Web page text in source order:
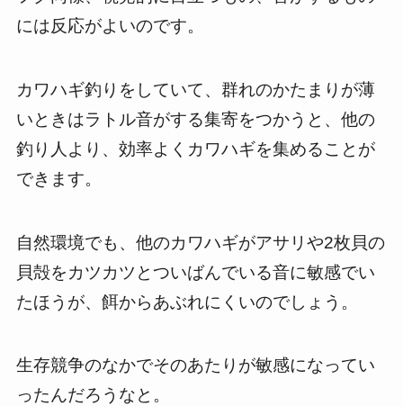
には反応がよいのです。
カワハギ釣りをしていて、群れのかたまりが薄
いときはラトル音がする集寄をつかうと、他の
釣り人より、効率よくカワハギを集めることが
できます。
自然環境でも、他のカワハギがアサリや2枚貝の
貝殻をカツカツとついばんでいる音に敏感でい
たほうが、餌からあぶれにくいのでしょう。
生存競争のなかでそのあたりが敏感になってい
ったんだろうなと。